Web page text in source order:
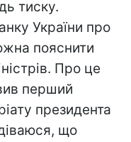
тиску.
України про
пояснити
Про це
перший
президента
що